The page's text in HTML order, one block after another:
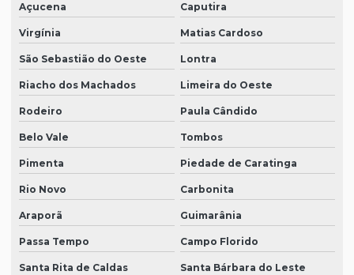
Açucena Caputira
Virgínia Matias Cardoso
São Sebastião do Oeste Lontra
Riacho dos Machados Limeira do Oeste
Rodeiro Paula Cândido
Belo Vale Tombos
Pimenta Piedade de Caratinga
Rio Novo Carbonita
Araporã Guimarânia
Passa Tempo Campo Florido
Santa Rita de Caldas Santa Bárbara do Leste